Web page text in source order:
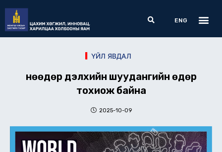
content
Search
ENG
ҮЙЛ ЯВДАЛ
Өнөөдөр дэлхийн шуудангийн өдөр
тохиож байна
2025-10-09